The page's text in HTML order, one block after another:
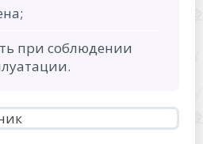
при соблюдении